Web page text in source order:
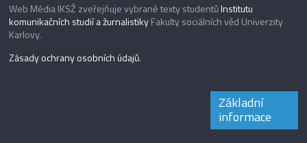
Web Média IKSŽ zveřejňuje vybrané texty studentůInstitutu
komunikačních studií a žurnalistikyFakulty sociálních věd Univerzity
Karlovy.
Zásady ochrany osobních údajů.
Základní
informace